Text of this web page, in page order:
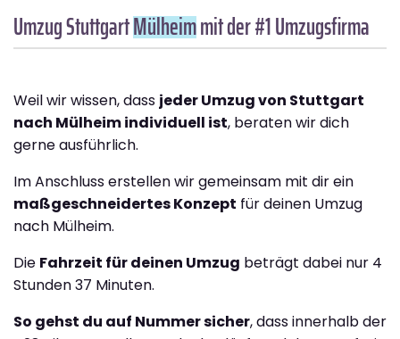
Umzug StuttgartMülheimmit der #1 Umzugsfirma
Weil wir wissen, dass jeder Umzug von Stuttgart
nach Mülheim individuell ist, beraten wir dich
gerne ausführlich.
Im Anschluss erstellen wir gemeinsam mit dir ein
maßgeschneidertes Konzept für deinen Umzug
nach Mülheim.
Die Fahrzeit für deinen Umzug beträgt dabei nur 4
Stunden 37 Minuten.
So gehst du auf Nummer sicher, dass innerhalb der